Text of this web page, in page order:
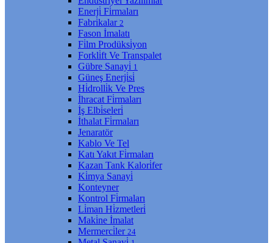
Enerji̇ Fi̇rmaları
Fabri̇kalar 2
Fason İmalatı
Fi̇lm Prodüksi̇yon
Forkli̇ft Ve Transpalet
Gübre Sanayi̇ 1
Güneş Enerji̇si̇
Hi̇drolli̇k Ve Pres
İhracat Fi̇rmaları
İş Elbi̇seleri̇
İthalat Fi̇rmaları
Jenaratör
Kablo Ve Tel
Katı Yakıt Fi̇rmaları
Kazan Tank Kalori̇fer
Ki̇mya Sanayi̇
Konteyner
Kontrol Fi̇rmaları
Li̇man Hi̇zmetleri̇
Maki̇ne İmalat
Mermerci̇ler 24